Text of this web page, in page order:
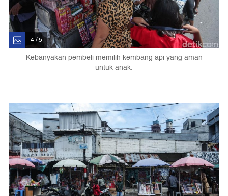
4 / 5
Kebanyakan pembeli memilih kembang api yang aman
untuk anak.